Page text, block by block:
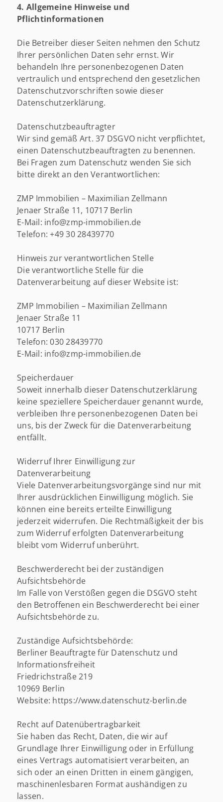
4. Allgemeine Hinweise und
Pflichtinformationen
Die Betreiber dieser Seiten nehmen den Schutz
Ihrer persönlichen Daten sehr ernst. Wir
behandeln Ihre personenbezogenen Daten
vertraulich und entsprechend den gesetzlichen
Datenschutzvorschriften sowie dieser
Datenschutzerklärung.
Datenschutzbeauftragter
Wir sind gemäß Art. 37 DSGVO nicht verpflichtet,
einen Datenschutzbeauftragten zu benennen.
Bei Fragen zum Datenschutz wenden Sie sich
bitte direkt an den Verantwortlichen:
ZMP Immobilien – Maximilian Zellmann
Jenaer Straße 11, 10717 Berlin
E-Mail: info@zmp-immobilien.de
Telefon: +49 30 28439770
Hinweis zur verantwortlichen Stelle
Die verantwortliche Stelle für die
Datenverarbeitung auf dieser Website ist:
ZMP Immobilien – Maximilian Zellmann
Jenaer Straße 11
10717 Berlin
Telefon: 030 28439770
E-Mail: info@zmp-immobilien.de
Speicherdauer
Soweit innerhalb dieser Datenschutzerklärung
keine speziellere Speicherdauer genannt wurde,
verbleiben Ihre personenbezogenen Daten bei
uns, bis der Zweck für die Datenverarbeitung
entfällt.
Widerruf Ihrer Einwilligung zur
Datenverarbeitung
Viele Datenverarbeitungsvorgänge sind nur mit
Ihrer ausdrücklichen Einwilligung möglich. Sie
können eine bereits erteilte Einwilligung
jederzeit widerrufen. Die Rechtmäßigkeit der bis
zum Widerruf erfolgten Datenverarbeitung
bleibt vom Widerruf unberührt.
Beschwerderecht bei der zuständigen
Aufsichtsbehörde
Im Falle von Verstößen gegen die DSGVO steht
den Betroffenen ein Beschwerderecht bei einer
Aufsichtsbehörde zu.
Zuständige Aufsichtsbehörde:
Berliner Beauftragte für Datenschutz und
Informationsfreiheit
Friedrichstraße 219
10969 Berlin
Website: https://www.datenschutz-berlin.de
Recht auf Datenübertragbarkeit
Sie haben das Recht, Daten, die wir auf
Grundlage Ihrer Einwilligung oder in Erfüllung
eines Vertrags automatisiert verarbeiten, an
sich oder an einen Dritten in einem gängigen,
maschinenlesbaren Format aushändigen zu
lassen.